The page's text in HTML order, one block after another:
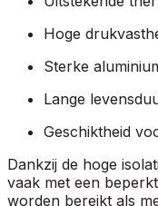
Hoge
Sterke
Lange
Geschiktheid
Dankzij de hoge
vaak met een
worden bereikt als